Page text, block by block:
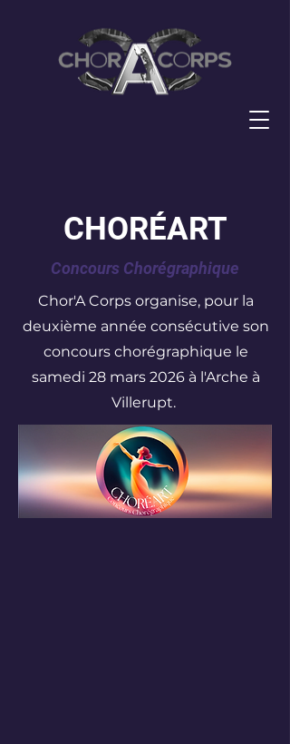
CHORÉART
Concours Chorégraphique
Chor'A Corps organise, pour la
deuxième année consécutive son
concours chorégraphique le
samedi 28 mars 2026 à l'Arche à
Villerupt.